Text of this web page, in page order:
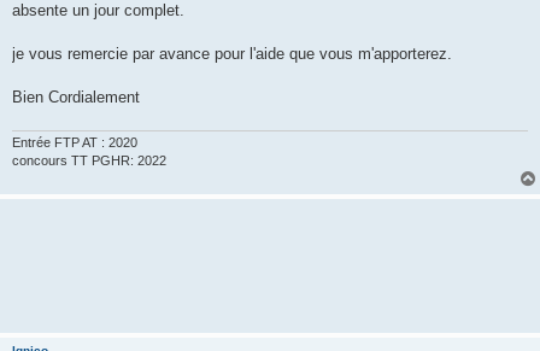
absente un jour complet.
je vous remercie par avance pour l'aide que vous m'apporterez.
Bien Cordialement
Entrée FTP AT : 2020
concours TT PGHR: 2022